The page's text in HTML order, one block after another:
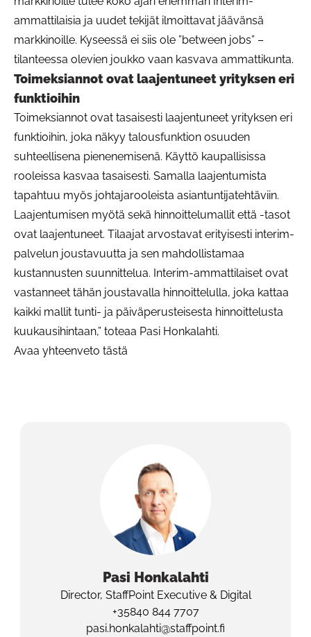
ammattilaisia ja uudet tekijät ilmoittavat jäävänsä
markkinoille. Kyseessä ei siis ole ”between jobs” –
tilanteessa olevien joukko vaan kasvava ammattikunta.
Toimeksiannot ovat laajentuneet yrityksen eri
funktioihin
Toimeksiannot ovat tasaisesti laajentuneet yrityksen eri
funktioihin, joka näkyy talousfunktion osuuden
suhteellisena pienenemisenä. Käyttö kaupallisissa
rooleissa kasvaa tasaisesti. Samalla laajentumista
tapahtuu myös johtajarooleista asiantuntijatehtäviin.
Laajentumisen myötä sekä hinnoittelumallit että -tasot
ovat laajentuneet. Tilaajat arvostavat erityisesti interim-
palvelun joustavuutta ja sen mahdollistamaa
kustannusten suunnittelua. Interim-ammattilaiset ovat
vastanneet tähän joustavalla hinnoittelulla, joka kattaa
kaikki mallit tunti- ja päiväperusteisesta hinnoittelusta
kuukausihintaan,” toteaa Pasi Honkalahti.
Avaa yhteenveto tästä
Pasi Honkalahti
Director, StaffPoint Executive & Digital
+35840 844 7707
pasi.honkalahti@staffpoint.fi